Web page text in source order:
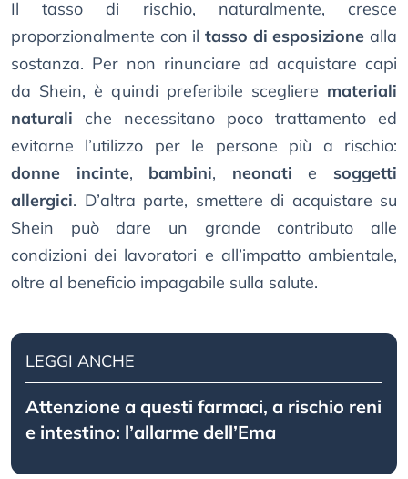
Il tasso di rischio, naturalmente, cresce
proporzionalmente con il tasso di esposizione alla
sostanza. Per non rinunciare ad acquistare capi
da Shein, è quindi preferibile scegliere materiali
naturali che necessitano poco trattamento ed
evitarne l’utilizzo per le persone più a rischio:
donne incinte, bambini, neonati e soggetti
allergici. D’altra parte, smettere di acquistare su
Shein può dare un grande contributo alle
condizioni dei lavoratori e all’impatto ambientale,
oltre al beneficio impagabile sulla salute.
LEGGI ANCHE
Attenzione a questi farmaci, a rischio reni
e intestino: l’allarme dell’Ema